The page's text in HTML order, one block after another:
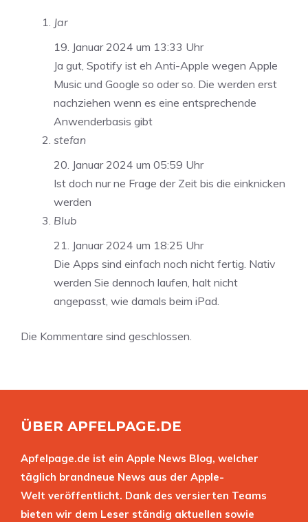
Jar
19. Januar 2024 um 13:33 Uhr
Ja gut, Spotify ist eh Anti-Apple wegen Apple
Music und Google so oder so. Die werden erst
nachziehen wenn es eine entsprechende
Anwenderbasis gibt
stefan
20. Januar 2024 um 05:59 Uhr
Ist doch nur ne Frage der Zeit bis die einknicken
werden
Blub
21. Januar 2024 um 18:25 Uhr
Die Apps sind einfach noch nicht fertig. Nativ
werden Sie dennoch laufen, halt nicht
angepasst, wie damals beim iPad.
Die Kommentare sind geschlossen.
ÜBER APFELPAGE.DE
Apfelpage.de ist ein Apple News Blog, welcher
täglich brandneue News aus der Apple-
Welt veröffentlicht. Dank des versierten Teams
bieten wir dem Leser ständig aktuellen sowie